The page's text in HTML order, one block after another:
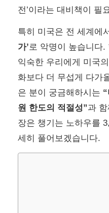
전’이라는 대비책이 필
특히 미국은 전 세계에
가’로 악명이 높습니다.
익숙한 우리에게 미국
화보다 더 무섭게 다가
은 분이 궁금해하시는
원 한도의 적절성”과
장은 챙기는 노하우를
세히 풀어보겠습니다.